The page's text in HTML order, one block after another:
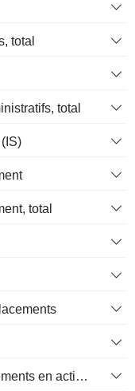
total
total
total
Gains (Pertes) sur les investissements en actions